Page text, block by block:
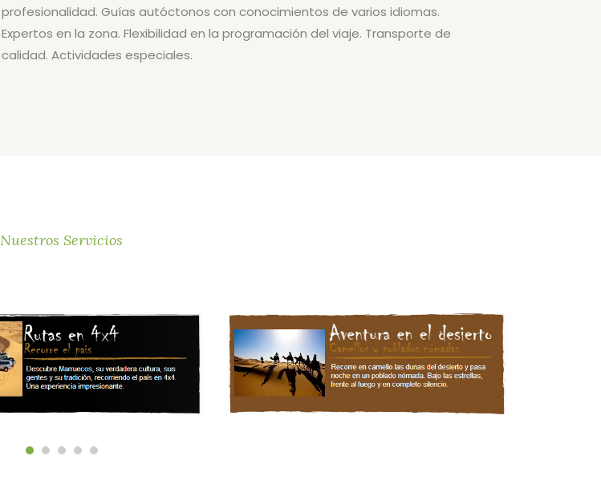
profesionalidad. Guías autóctonos con conocimientos de varios idiomas.
Expertos en la zona. Flexibilidad en la programación del viaje. Transporte de
calidad. Actividades especiales.
Nuestros Servicios